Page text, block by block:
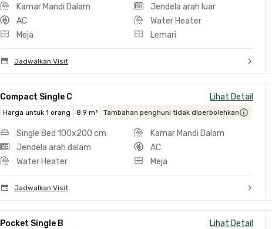
Kamar Mandi Dalam
Jendela arah luar
AC
Water Heater
Meja
Lemari
Jadwalkan Visit
Compact Single C Lihat Detail
Harga untuk 1 orang 8.9 m² Tambahan penghuni tidak diperbolehkan
Single Bed 100x200 cm
Kamar Mandi Dalam
Jendela arah dalam
AC
Water Heater
Meja
Jadwalkan Visit
Pocket Single B Lihat Detail